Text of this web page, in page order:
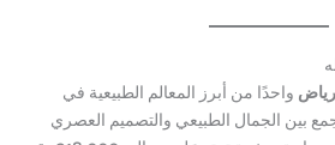
واحدًا من أبرز المعالم الطبيعية في
بين الجمال الطبيعي والتصميم العصري